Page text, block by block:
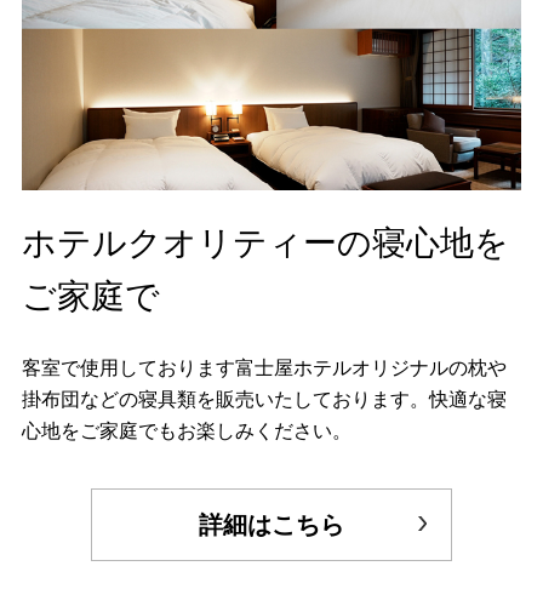
ホテルクオリティーの寝心地を
ご家庭で
客室で使用しております富士屋ホテルオリジナルの枕や
掛布団などの寝具類を販売いたしております。快適な寝
心地をご家庭でもお楽しみください。
詳細はこちら